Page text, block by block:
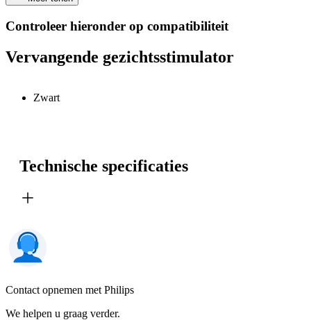
Controleer hieronder op compatibiliteit
Vervangende gezichtsstimulator
Zwart
Technische specificaties
Contact opnemen met Philips
We helpen u graag verder.